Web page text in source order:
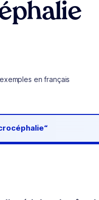
en français